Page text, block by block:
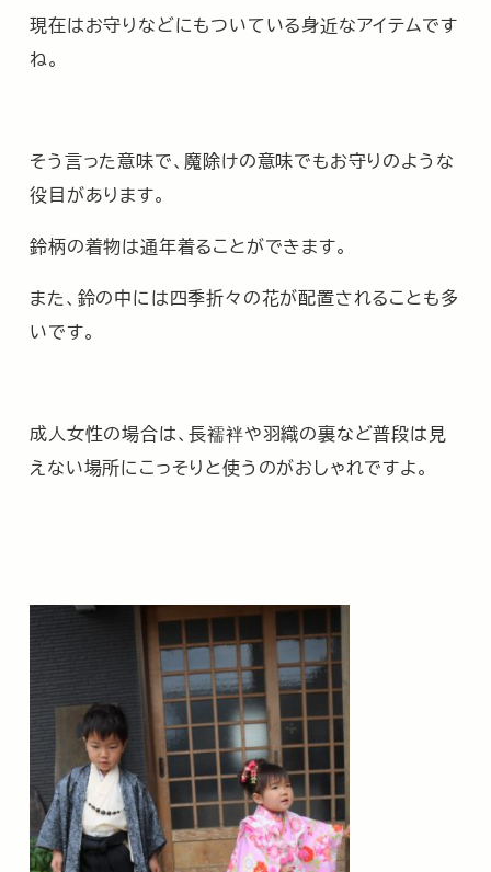
現在はお守りなどにもついている身近なアイテムです
ね。
そう言った意味で、魔除けの意味でもお守りのような
役目があります。
鈴柄の着物は通年着ることができます。
また、鈴の中には四季折々の花が配置されることも多
いです。
成人女性の場合は、長襦袢や羽織の裏など普段は見
えない場所にこっそりと使うのがおしゃれですよ。